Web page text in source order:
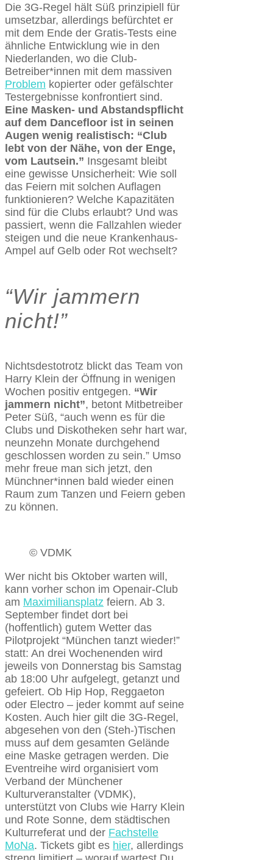
Die 3G-Regel hält Süß prinzipiell für
umsetzbar, allerdings befürchtet er
mit dem Ende der Gratis-Tests eine
ähnliche Entwicklung wie in den
Niederlanden, wo die Club-
Betreiber*innen mit dem massiven
Problem kopierter oder gefälschter
Testergebnisse konfrontiert sind.
Eine Masken- und Abstandspflicht
auf dem Dancefloor ist in seinen
Augen wenig realistisch: “Club
lebt von der Nähe, von der Enge,
vom Lautsein.” Insgesamt bleibt
eine gewisse Unsicherheit: Wie soll
das Feiern mit solchen Auflagen
funktionieren? Welche Kapazitäten
sind für die Clubs erlaubt? Und was
passiert, wenn die Fallzahlen wieder
steigen und die neue Krankenhaus-
Ampel auf Gelb oder Rot wechselt?
“Wir jammern
nicht!”
Nichtsdestotrotz blickt das Team von
Harry Klein der Öffnung in wenigen
Wochen positiv entgegen. “Wir
jammern nicht”, betont Mitbetreiber
Peter Süß, “auch wenn es für die
Clubs und Diskotheken sehr hart war,
neunzehn Monate durchgehend
geschlossen worden zu sein.” Umso
mehr freue man sich jetzt, den
Münchner*innen bald wieder einen
Raum zum Tanzen und Feiern geben
zu können.
© VDMK
Wer nicht bis Oktober warten will,
kann vorher schon im Openair-Club
am Maximiliansplatz feiern. Ab 3.
September findet dort bei
(hoffentlich) gutem Wetter das
Pilotprojekt “München tanzt wieder!”
statt: An drei Wochenenden wird
jeweils von Donnerstag bis Samstag
ab 18:00 Uhr aufgelegt, getanzt und
gefeiert. Ob Hip Hop, Reggaeton
oder Electro – jeder kommt auf seine
Kosten. Auch hier gilt die 3G-Regel,
abgesehen von den (Steh-)Tischen
muss auf dem gesamten Gelände
eine Maske getragen werden. Die
Eventreihe wird organisiert vom
Verband der Münchener
Kulturveranstalter (VDMK),
unterstützt von Clubs wie Harry Klein
und Rote Sonne, dem städtischen
Kulturreferat und der Fachstelle
MoNa. Tickets gibt es hier, allerdings